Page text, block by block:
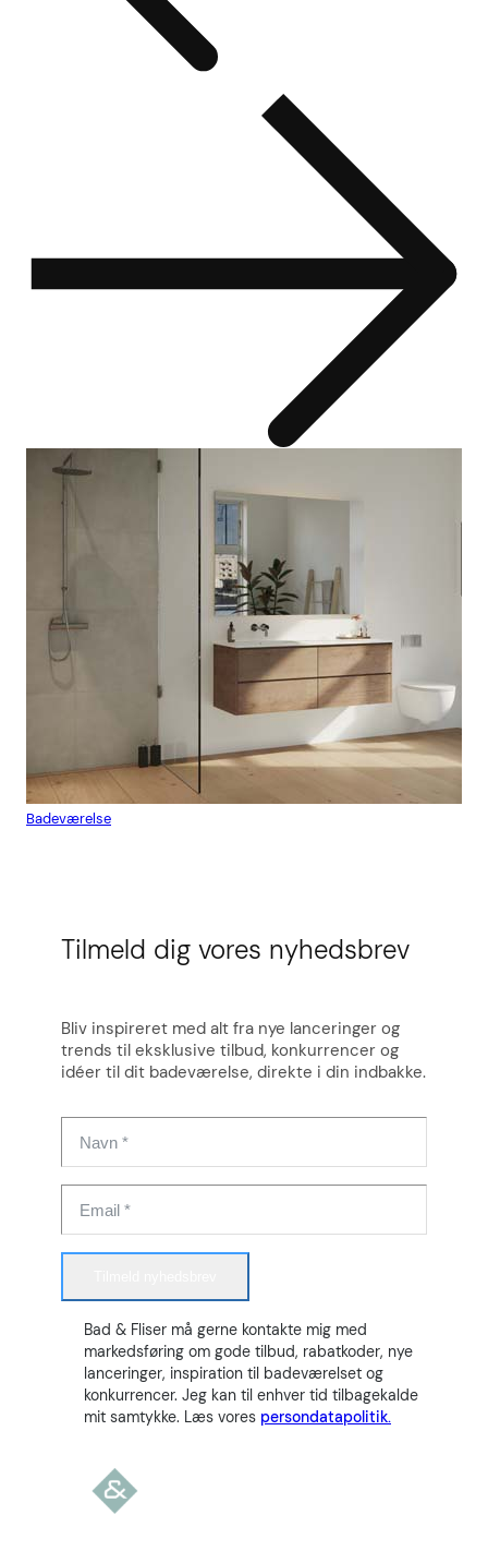
Badeværelse
Tilmeld dig vores nyhedsbrev
Bliv inspireret med alt fra nye lanceringer og
trends til eksklusive tilbud, konkurrencer og
idéer til dit badeværelse, direkte i din indbakke.
Bad & Fliser må gerne kontakte mig med
markedsføring om gode tilbud, rabatkoder, nye
lanceringer, inspiration til badeværelset og
konkurrencer. Jeg kan til enhver tid tilbagekalde
mit samtykke. Læs vores persondatapolitik.